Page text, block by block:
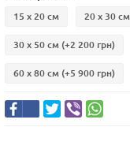
15 х 20 см 20 х 30 см
30 х 50 см (+2 200 грн)
60 х 80 см (+5 900 грн)